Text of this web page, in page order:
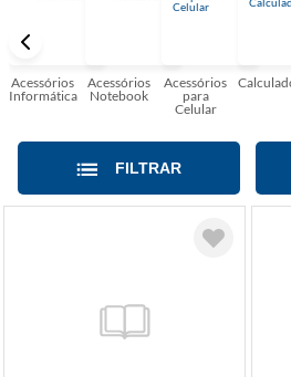
surpreender com as possibilidades!
tecnológica conosco e desfrute de
Acessórios
Informática
Acessórios
Notebook
Acessórios
para
Celular
FILTRAR